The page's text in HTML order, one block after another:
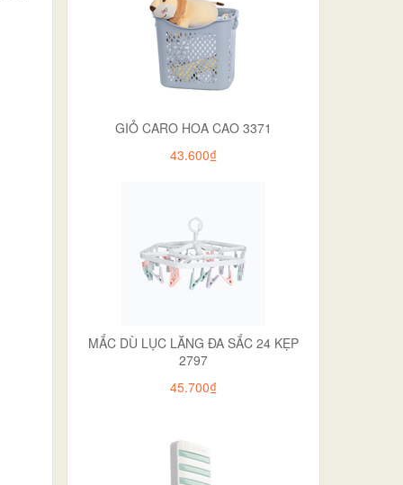
GIỎ CARO HOA CAO 3371
43.600₫
MẮC DÙ LỤC LĂNG ĐA SẮC 24 KẸP
2797
45.700₫